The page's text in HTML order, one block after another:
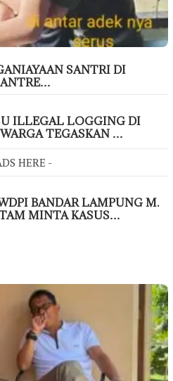
SANTRI DI
ILLEGAL LOGGING DI
TEGASKAN …
HERE -
BANDAR LAMPUNG M.
MINTA KASUS…